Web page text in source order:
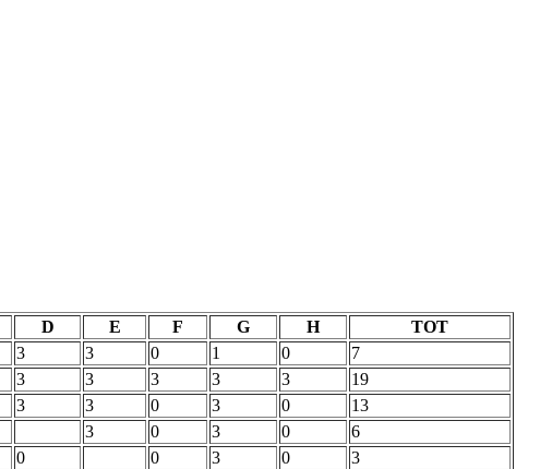
D E F G H
TOT
3 3 0 1 0
7
3 3 3 3 3
19
3 3 0 3 0
13
3 0 3 0
6
0 0 3 0
3